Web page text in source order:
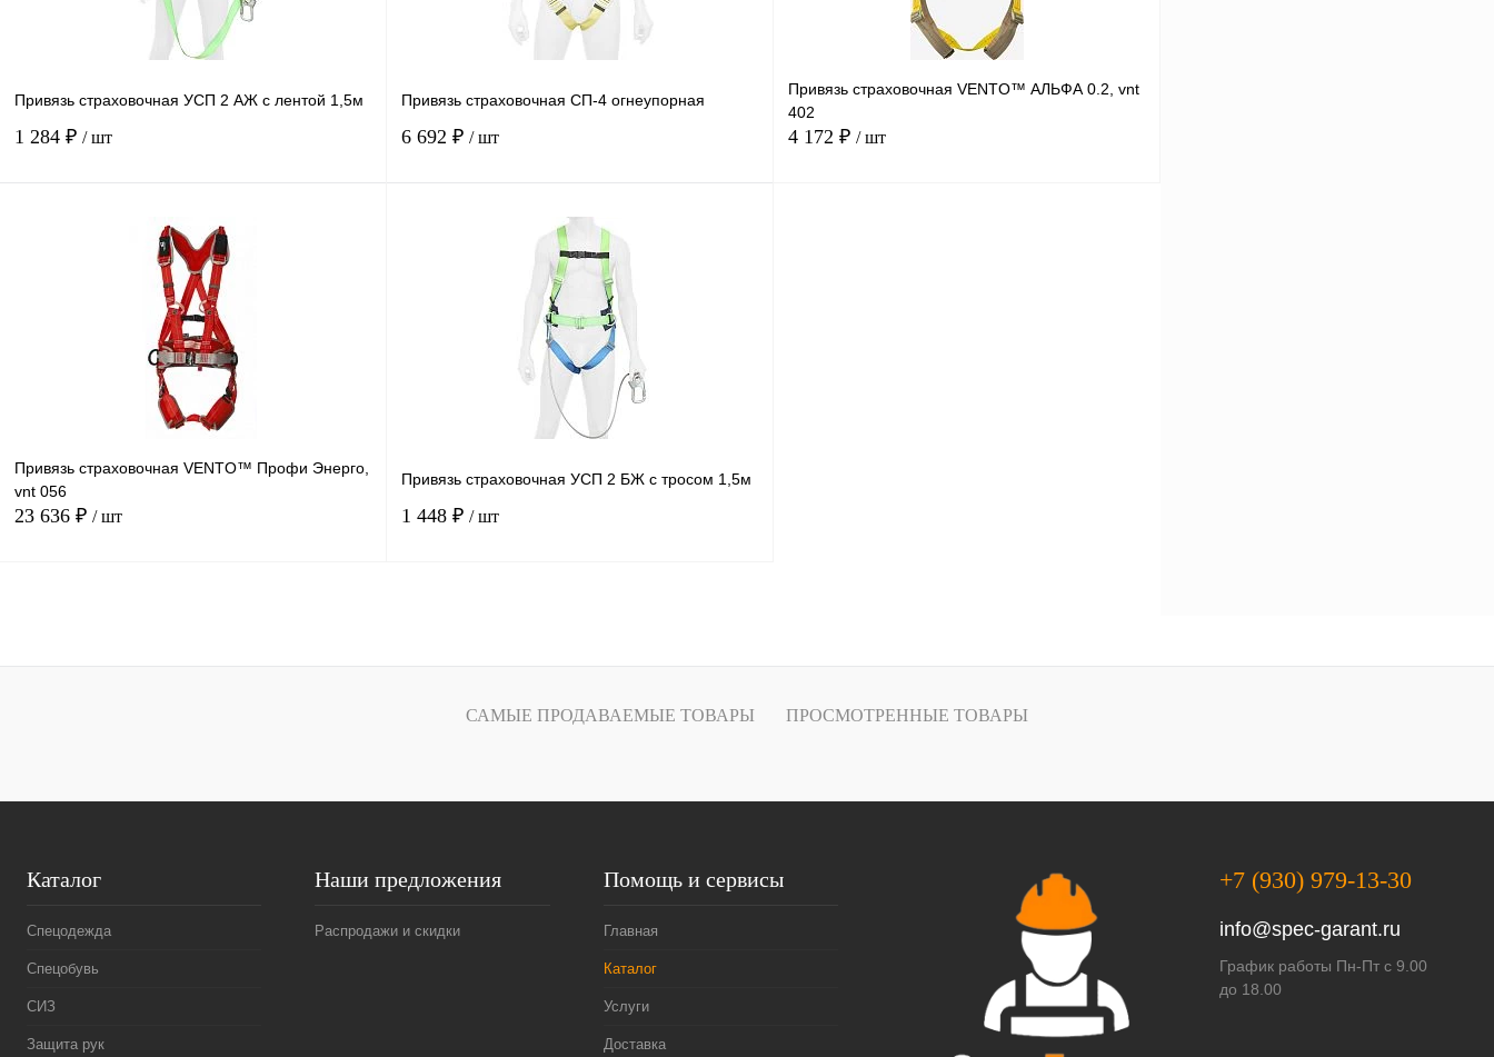
2(56-62)
Привязь страховочная УСП 2 АЖ с лентой 1,5м
1 284 ₽ / шт
В корзину
Купить в
В избранное
наличии
Привязь страховочная СП-4 огнеупорная
6 692 ₽ / шт
В корзину
Купить в
В избранное
Привязь страховочная VENTO™ АЛЬФА 0.2, vnt
402
4 172 ₽ / шт
Привязь страховочная VENTO™ Профи Энерго,
vnt 056
23 636 ₽ / шт
Купить в
Сравнение
Привязь страховочная УСП 2 БЖ с тросом 1,5м
1 448 ₽ / шт
Купить в
Сравнение
В избранное Под заказ
САМЫЕ ПРОДАВАЕМЫЕ ТОВАРЫ ПРОСМОТРЕННЫЕ ТОВАРЫ
Каталог
Спецодежда
Спецобувь
СИЗ
Защита рук
Наши предложения
Распродажи и скидки
Помощь и сервисы
Главная
Каталог
Услуги
Доставка
+7 (930) 979-13-30
info@spec-garant.ru
График работы Пн-Пт с 9.00
до 18.00